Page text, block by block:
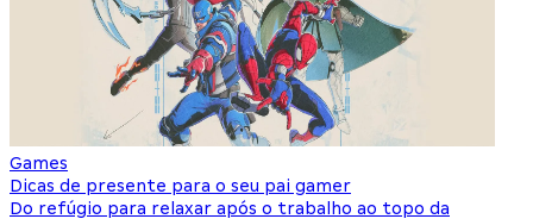
Games
Dicas de presente para o seu pai gamer
Do refúgio para relaxar após o trabalho ao topo da